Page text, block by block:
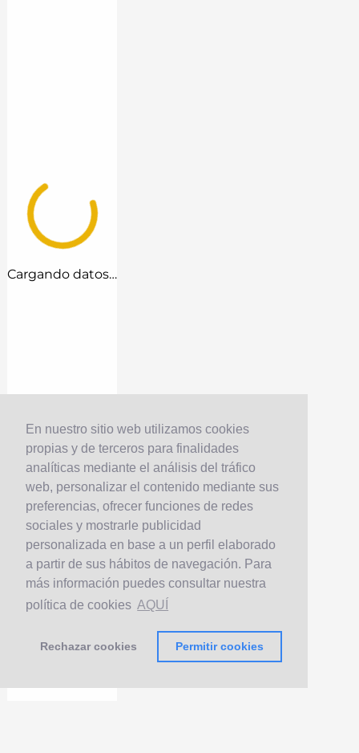
En nuestro sitio web utilizamos cookies
propias y de terceros para finalidades
analíticas mediante el análisis del tráfico
web, personalizar el contenido mediante sus
preferencias, ofrecer funciones de redes
sociales y mostrarle publicidad
personalizada en base a un perfil elaborado
a partir de sus hábitos de navegación. Para
más información puedes consultar nuestra
política de cookies AQUÍ
Rechazar cookies Permitir cookies
Cargando datos…